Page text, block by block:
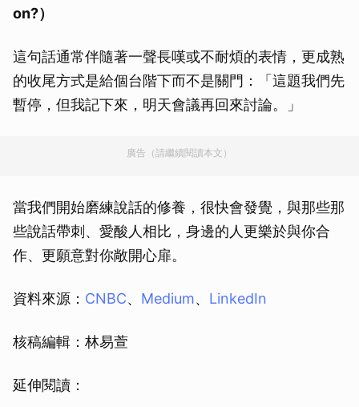
on?）
這句話通常伴隨著一聲長嘆或不耐煩的表情，更成熟
的收尾方式是給個台階下而不是關門：「這題我們先
暫停，但我記下來，明天會議再回來討論。」
廣告（請繼續閱讀本文）
當我們開始磨練說話的修養，很快會發覺，與那些那
些說話帶刺、愛酸人相比，身邊的人更樂於與你合
作、更願意對你敞開心扉。
資料來源： CNBC、 Medium、 LinkedIn
核稿編輯：林易萱
延伸閱讀：